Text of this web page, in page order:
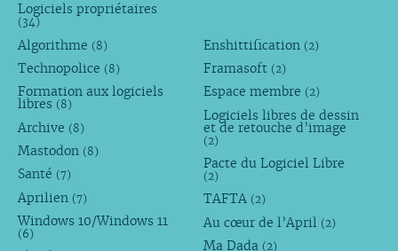
Logiciels propriétaires
(34)
Algorithme (8)
Technopolice (8)
Formation aux logiciels
libres (8)
Archive (8)
Mastodon (8)
Santé (7)
Aprilien (7)
Windows 10/Windows 11
(6)
Enshittification (2)
Framasoft (2)
Espace membre (2)
Logiciels libres de dessin
et de retouche d’image
(2)
Pacte du Logiciel Libre
(2)
TAFTA (2)
Au cœur de l’April (2)
Ma Dada (2)